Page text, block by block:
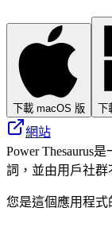
下載 macOS 版
網站
Power Thesaurus
詞，並由用戶社群
您是這個應用程式